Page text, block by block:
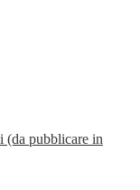
(da pubblicare in